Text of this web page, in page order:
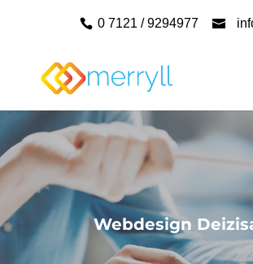
0 7121 / 9294977
Webdesign